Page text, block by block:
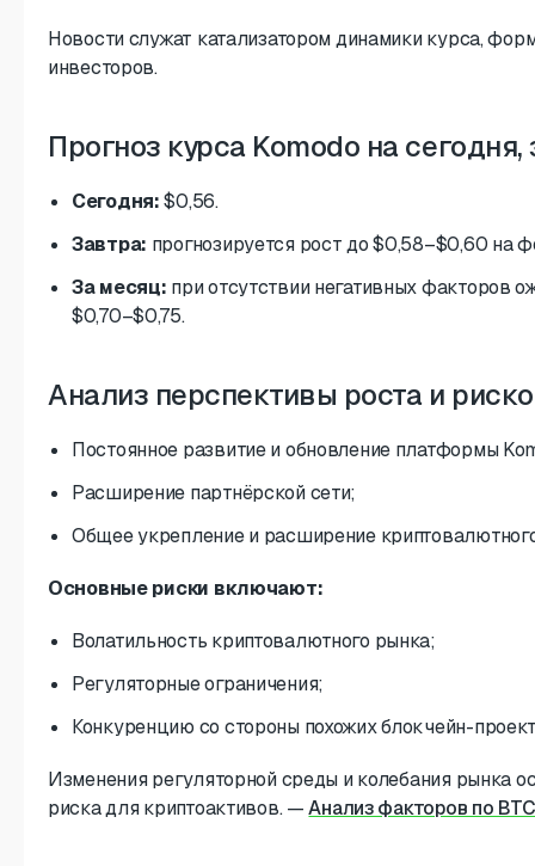
Новости служат катализатором динамики курса,
инвесторов.
Прогноз курса Komodo на
Сегодня:$0,56.
Завтра: прогнозируется рост до $0,58–$0,60 на
За месяц: при отсутствии негативных факторов
$0,70–$0,75.
Анализ перспективы роста и
Постоянное развитие и обновление платформы
Расширение партнёрской сети;
Общее укрепление и расширение
Основные риски включают:
Волатильность криптовалютного рынка;
Регуляторные ограничения;
Конкуренцию со стороны похожих блокчейн-
Изменения регуляторной среды и колебания рынка
риска для криптоактивов.—Анализ факторов по BTC